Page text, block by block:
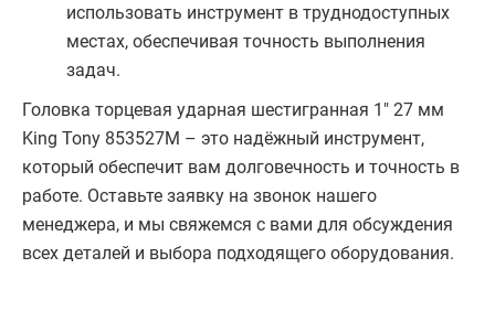
использовать инструмент в труднодоступных
местах, обеспечивая точность выполнения
задач.
Головка торцевая ударная шестигранная 1" 27 мм
King Tony 853527M – это надёжный инструмент,
который обеспечит вам долговечность и точность в
работе. Оставьте заявку на звонок нашего
менеджера, и мы свяжемся с вами для обсуждения
всех деталей и выбора подходящего оборудования.